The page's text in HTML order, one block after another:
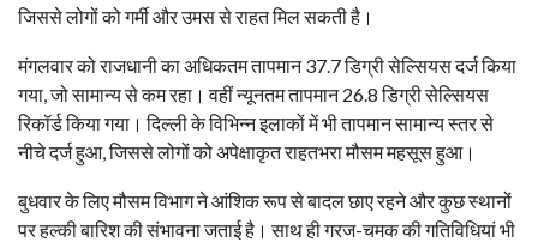
जिससे लोगों को गर्मी और उमस से राहत मिल सकती है।
मंगलवार को राजधानी का अधिकतम तापमान 37.7 डिग्री सेल्सियस दर्ज किया
गया, जो सामान्य से कम रहा। वहीं न्यूनतम तापमान 26.8 डिग्री सेल्सियस
रिकॉर्ड किया गया। दिल्ली के विभिन्न इलाकों में भी तापमान सामान्य स्तर से
नीचे दर्ज हुआ, जिससे लोगों को अपेक्षाकृत राहतभरा मौसम महसूस हुआ।
बुधवार के लिए मौसम विभाग ने आंशिक रूप से बादल छाए रहने और कुछ स्थानों
पर हल्की बारिश की संभावना जताई है। साथ ही गरज-चमक की गतिविधियां भी